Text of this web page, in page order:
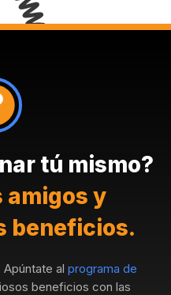
tú mismo?
amigos y
beneficios.
al programa de
beneficios con las